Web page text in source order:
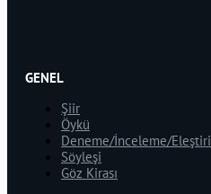
GENEL
Şiir
Öykü
Deneme/İnceleme/Eleştiri
Söyleşi
Göz Kirası